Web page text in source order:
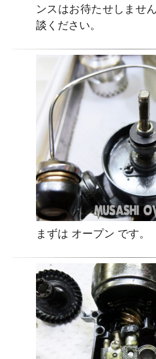
ンスはお待たせしませ
談 ください。
まずは オープン です。